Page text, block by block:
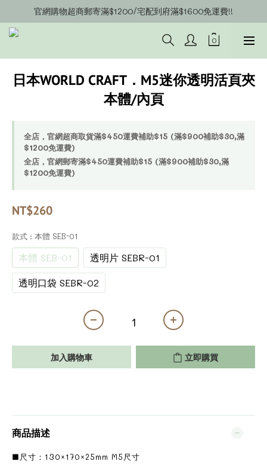
官網會員募集中~立即註冊即可獲得購物金$20!!!
官網購物超商郵寄滿$1200/宅配到府滿$1600免運費!!
官網會員募集中~立即註冊即可獲得購物金$20!!!
日本WORLD CRAFT．M5迷你透明活頁夾
本體/內頁
全店，官網超商取貨滿$450運費補助$15 (滿$900補助$30,滿
$1200免運費)
全店，官網郵寄滿$450運費補助$15 (滿$900補助$30,滿
$1200免運費)
NT$260
款式 : 本體 SEB-01
本體 SEB-01
透明片 SEBR-01
透明口袋 SEBR-02
加入購物車 立即購買
商品描述
■尺寸：130×170×25mm M5尺寸